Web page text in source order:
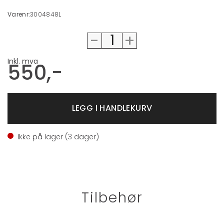
Varenr:3004848L
- +
Inkl. mva
550,-
Ikke på lager (3 dager)
Tilbehør